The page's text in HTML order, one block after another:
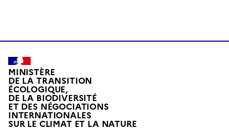
MINISTÈRE
DE LA TRANSITION
ÉCOLOGIQUE,
DE LA BIODIVERSITÉ
ET DES NÉGOCIATIONS
INTERNATIONALES
SUR LE CLIMAT ET LA NATUREL